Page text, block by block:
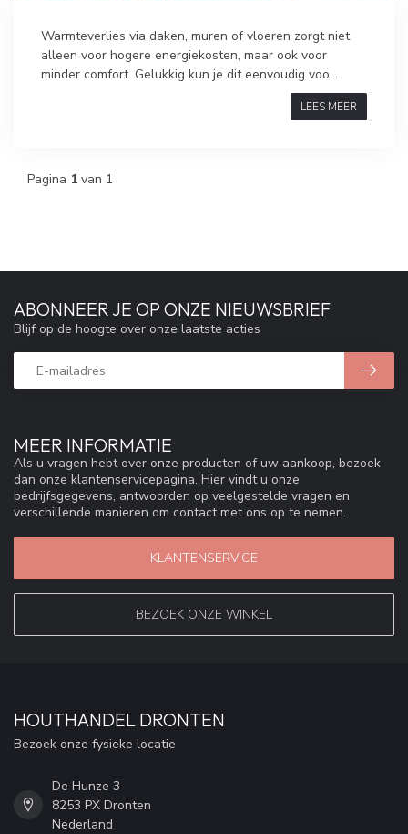
Warmteverlies via daken, muren of vloeren zorgt niet
alleen voor hogere energiekosten, maar ook voor
minder comfort. Gelukkig kun je dit eenvoudig voo...
LEES MEER
Pagina 1 van 1
MEER INFORMATIE
Als u vragen hebt over onze producten of uw aankoop, bezoek
dan onze klantenservicepagina. Hier vindt u onze
bedrijfsgegevens, antwoorden op veelgestelde vragen en
verschillende manieren om contact met ons op te nemen.
KLANTENSERVICE
BEZOEK ONZE WINKEL
ABONNEER JE OP ONZE NIEUWSBRIEF
Blijf op de hoogte over onze laatste acties
HOUTHANDEL DRONTEN
Bezoek onze fysieke locatie
De Hunze 3
8253 PX Dronten
Nederland